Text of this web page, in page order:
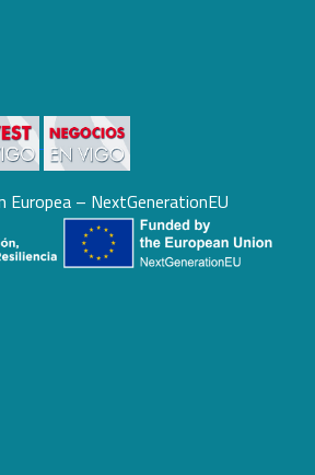
Europea – NextGenerationEU